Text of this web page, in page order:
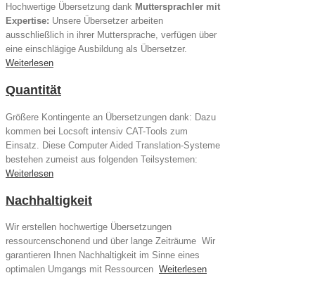
Hochwertige Übersetzung dank Muttersprachler mit
Expertise: Unsere Übersetzer arbeiten
ausschließlich in ihrer Muttersprache, verfügen über
eine einschlägige Ausbildung als Übersetzer.
Weiterlesen
Quantität
Größere Kontingente an Übersetzungen dank: Dazu
kommen bei Locsoft intensiv CAT-Tools zum
Einsatz. Diese Computer Aided Translation-Systeme
bestehen zumeist aus folgenden Teilsystemen:
Weiterlesen
Nachhaltigkeit
Wir erstellen hochwertige Übersetzungen
ressourcenschonend und über lange Zeiträume Wir
garantieren Ihnen Nachhaltigkeit im Sinne eines
optimalen Umgangs mit Ressourcen Weiterlesen